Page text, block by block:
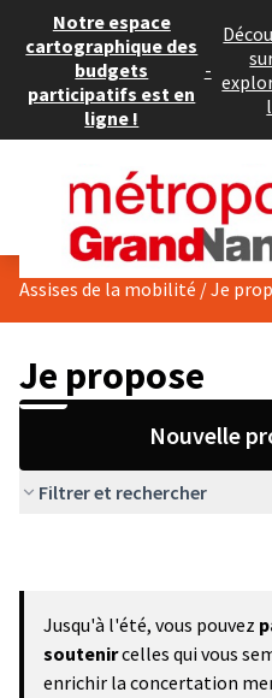
Notre espace
cartographique des
budgets
participatifs est en
ligne !
-
Assises de la mobilité /Je
Je propose
Nouvelle
Filtrer et rechercher
Jusqu'à l'été, vous pouvez
soutenircelles qui vous
enrichir la concertation